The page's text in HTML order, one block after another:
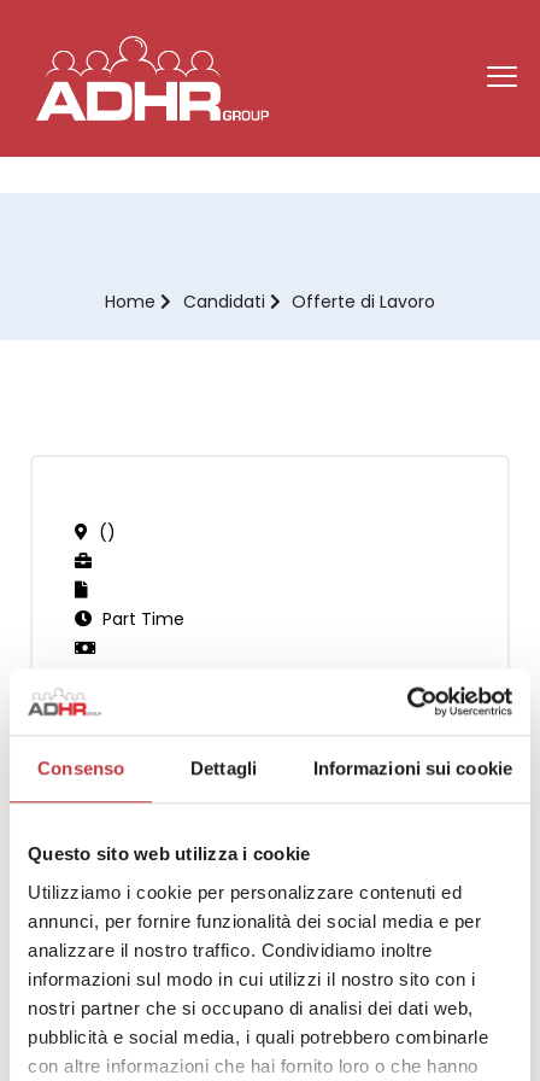
Consenso Dettagli Informazioni sui cookie
Questo sito web utilizza i cookie
Utilizziamo i cookie per personalizzare contenuti ed
annunci, per fornire funzionalità dei social media e per
analizzare il nostro traffico. Condividiamo inoltre
informazioni sul modo in cui utilizzi il nostro sito con i
nostri partner che si occupano di analisi dei dati web,
pubblicità e social media, i quali potrebbero combinarle
con altre informazioni che hai fornito loro o che hanno
Home Candidati Offerte di Lavoro
()
Part Time
DESCRIZIONE
Candidati
Vuoi entrare nel nostro Team?
Scopri le posizioni aperte e candidati subito!